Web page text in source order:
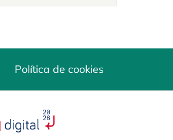
Política de cookies
opens in a new tab